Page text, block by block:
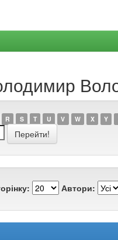
R S T U V W X Y
Автори: